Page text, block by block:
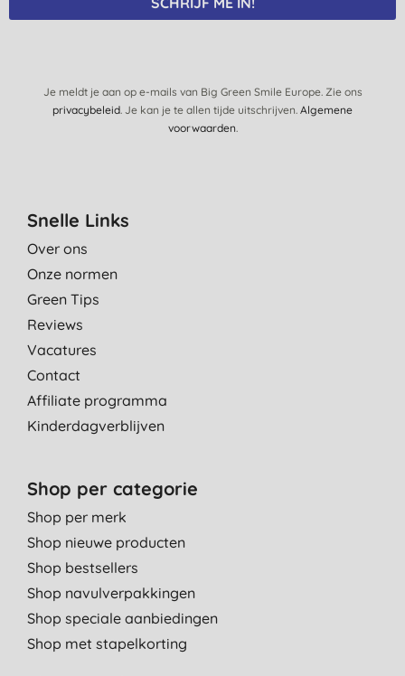
Je meldt je aan op e-mails van Big Green Smile Europe. Zie ons
privacybeleid. Je kan je te allen tijde uitschrijven. Algemene
voorwaarden.
Snelle Links
Over ons
Onze normen
Green Tips
Reviews
Vacatures
Contact
Affiliate programma
Kinderdagverblijven
Shop per categorie
Shop per merk
Shop nieuwe producten
Shop bestsellers
Shop navulverpakkingen
Shop speciale aanbiedingen
Shop met stapelkorting